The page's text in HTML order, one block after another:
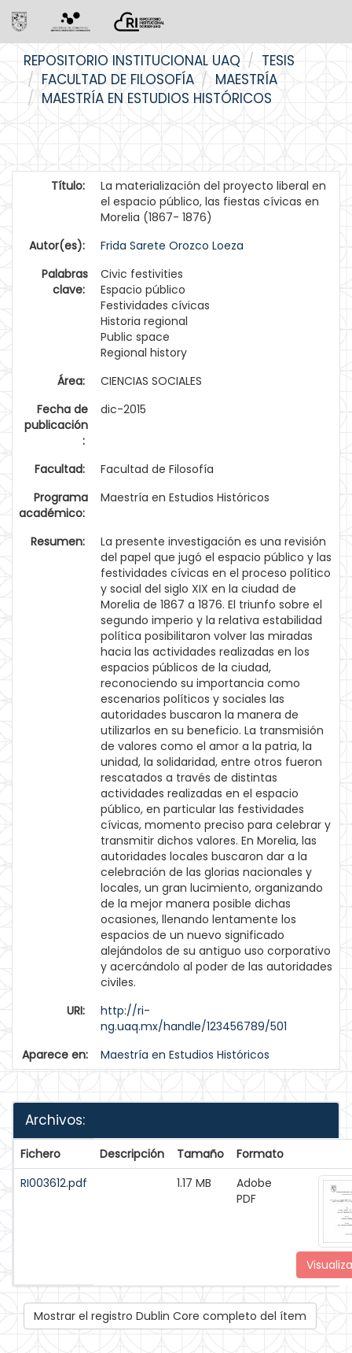
navigation
REPOSITORIO INSTITUCIONAL UAQ
TESIS
FACULTAD DE FILOSOFÍA
MAESTRÍA
MAESTRÍA EN ESTUDIOS HISTÓRICOS
Título:
La materialización del proyecto liberal en
el espacio público, las fiestas cívicas en
Morelia (1867- 1876)
Autor(es):
Frida Sarete Orozco Loeza
Palabras
clave:
Civic festivities
Espacio público
Festividades cívicas
Historia regional
Public space
Regional history
Área:
CIENCIAS SOCIALES
Fecha de
publicación
:
dic-2015
Facultad:
Facultad de Filosofía
Programa
académico:
Maestría en Estudios Históricos
Resumen:
La presente investigación es una revisión
del papel que jugó el espacio público y las
festividades cívicas en el proceso político
y social del siglo XIX en la ciudad de
Morelia de 1867 a 1876. El triunfo sobre el
segundo imperio y la relativa estabilidad
política posibilitaron volver las miradas
hacia las actividades realizadas en los
espacios públicos de la ciudad,
reconociendo su importancia como
escenarios políticos y sociales las
autoridades buscaron la manera de
utilizarlos en su beneficio. La transmisión
de valores como el amor a la patria, la
unidad, la solidaridad, entre otros fueron
rescatados a través de distintas
actividades realizadas en el espacio
público, en particular las festividades
cívicas, momento preciso para celebrar y
transmitir dichos valores. En Morelia, las
autoridades locales buscaron dar a la
celebración de las glorias nacionales y
locales, un gran lucimiento, organizando
de la mejor manera posible dichas
ocasiones, llenando lentamente los
espacios de un nuevo significado
alejándolos de su antiguo uso corporativo
y acercándolo al poder de las autoridades
civiles.
URI:
http://ri-
ng.uaq.mx/handle/123456789/501
Aparece en:
Maestría en Estudios Históricos
Archivos:
Fichero Descripción Tamaño
Formato
RI003612.pdf
1.17 MB
Adobe
PDF
Mostrar el registro Dublin Core completo del ítem